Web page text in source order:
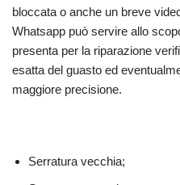
bloccata o anche un breve
Whatsapp può servire allo
presenta per la riparazione
esatta del guasto ed
maggiore precisione.
Serratura vecchia;